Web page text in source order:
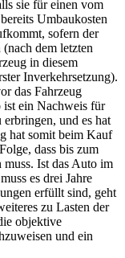
sie für einen vom
Umbaukosten
sofern der
dem letzten
in diesem
Inverkehrsetzung).
das Fahrzeug
ist ein Nachweis für
und es hat
hat somit beim Kauf
dass bis zum
muss. Ist das Auto im
es drei Jahre
erfüllt sind, geht
zu Lasten der
objektive
und ein